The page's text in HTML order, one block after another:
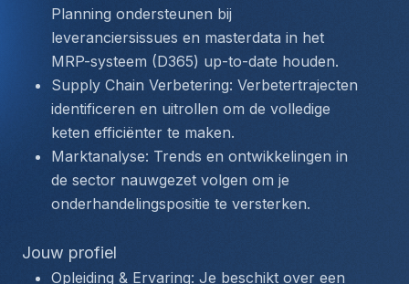
Planning ondersteunen bij
leveranciersissues en masterdata in het
MRP-systeem (D365) up-to-date houden.
Supply Chain Verbetering: Verbetertrajecten
identificeren en uitrollen om de volledige
keten efficiënter te maken.
Marktanalyse: Trends en ontwikkelingen in
de sector nauwgezet volgen om je
onderhandelingspositie te versterken.
Jouw profiel
Opleiding & Ervaring: Je beschikt over een